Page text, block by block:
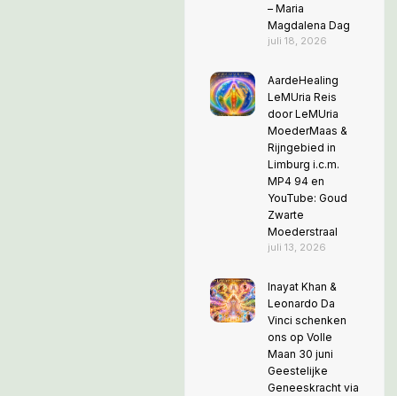
– Maria
Magdalena Dag
juli 18, 2026
AardeHealing
LeMUria Reis
door LeMUria
MoederMaas &
Rijngebied in
Limburg i.c.m.
MP4 94 en
YouTube: Goud
Zwarte
Moederstraal
juli 13, 2026
Inayat Khan &
Leonardo Da
Vinci schenken
ons op Volle
Maan 30 juni
Geestelijke
Geneeskracht via